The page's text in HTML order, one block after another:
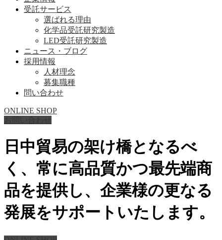
受託サービス
選ばれる理由
化学品受託研究製造
LED受託研究製造
ニュース・ブログ
採用情報
人材理念
募集職種
問い合わせ
ONLINE SHOP
日中貿易の架け橋となるべ
く、常に高品質かつ最先端商
品を提供し、企業様の更なる
発展をサポートいたします。